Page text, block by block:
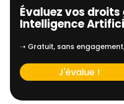
Évaluez vos
Intelligence
➝ Gratuit, sans
J'évalue !